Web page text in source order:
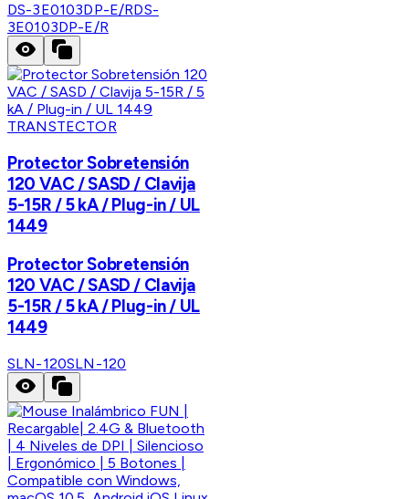
DS-3E0103DP-E/RDS-
3E0103DP-E/R
TRANSTECTOR
Protector Sobretensión
120 VAC / SASD / Clavija
5-15R / 5 kA / Plug-in / UL
1449
Protector Sobretensión
120 VAC / SASD / Clavija
5-15R / 5 kA / Plug-in / UL
1449
SLN-120SLN-120